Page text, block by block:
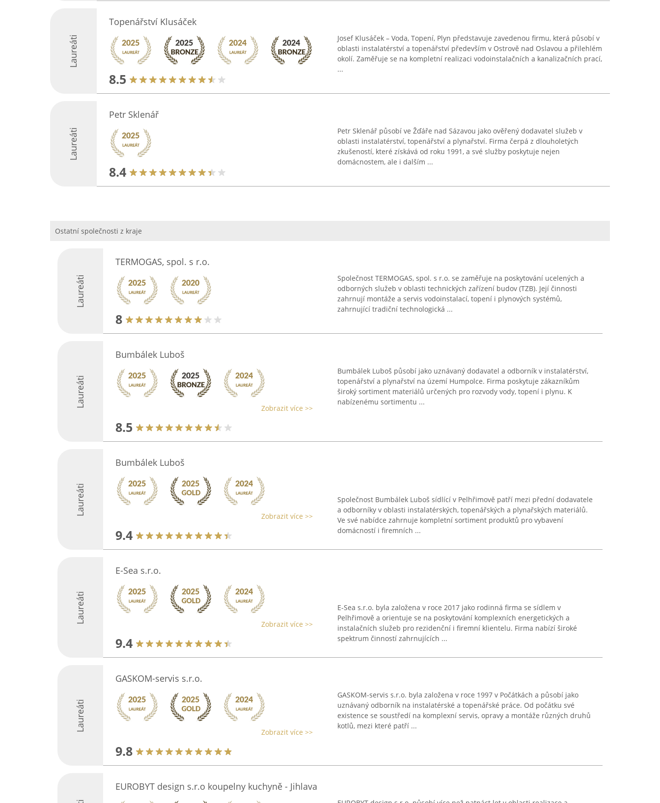
Laureáti
Topenářství Klusáček
8.5
Josef Klusáček – Voda, Topení, Plyn představuje zavedenou firmu, která působí v
oblasti instalatérství a topenářství především v Ostrově nad Oslavou a přilehlém
okolí. Zaměřuje se na kompletní realizaci vodoinstalačních a kanalizačních prací,
...
Laureáti
Petr Sklenář
8.4
Petr Sklenář působí ve Žďáře nad Sázavou jako ověřený dodavatel služeb v
oblasti instalatérství, topenářství a plynařství. Firma čerpá z dlouholetých
zkušeností, které získává od roku 1991, a své služby poskytuje nejen
domácnostem, ale i dalším ...
Ostatní společnosti z kraje
Laureáti
TERMOGAS, spol. s r.o.
8
Společnost TERMOGAS, spol. s r.o. se zaměřuje na poskytování ucelených a
odborných služeb v oblasti technických zařízení budov (TZB). Její činnosti
zahrnují montáže a servis vodoinstalací, topení i plynových systémů,
zahrnující tradiční technologická ...
Laureáti
Bumbálek Luboš
Zobrazit více >>
8.5
Bumbálek Luboš působí jako uznávaný dodavatel a odborník v instalatérství,
topenářství a plynařství na území Humpolce. Firma poskytuje zákazníkům
široký sortiment materiálů určených pro rozvody vody, topení i plynu. K
nabízenému sortimentu ...
Laureáti
Bumbálek Luboš
Zobrazit více >>
9.4
Společnost Bumbálek Luboš sídlící v Pelhřimově patří mezi přední dodavatele
a odborníky v oblasti instalatérských, topenářských a plynařských materiálů.
Ve své nabídce zahrnuje kompletní sortiment produktů pro vybavení
domácností i firemních ...
Laureáti
E-Sea s.r.o.
Zobrazit více >>
9.4
E-Sea s.r.o. byla založena v roce 2017 jako rodinná firma se sídlem v
Pelhřimově a orientuje se na poskytování komplexních energetických a
instalačních služeb pro rezidenční i firemní klientelu. Firma nabízí široké
spektrum činností zahrnujících ...
Laureáti
GASKOM-servis s.r.o.
Zobrazit více >>
9.8
GASKOM-servis s.r.o. byla založena v roce 1997 v Počátkách a působí jako
uznávaný odborník na instalatérské a topenářské práce. Od počátku své
existence se soustředí na komplexní servis, opravy a montáže různých druhů
kotlů, mezi které patří ...
EUROBYT design s.r.o koupelny kuchyně - Jihlava